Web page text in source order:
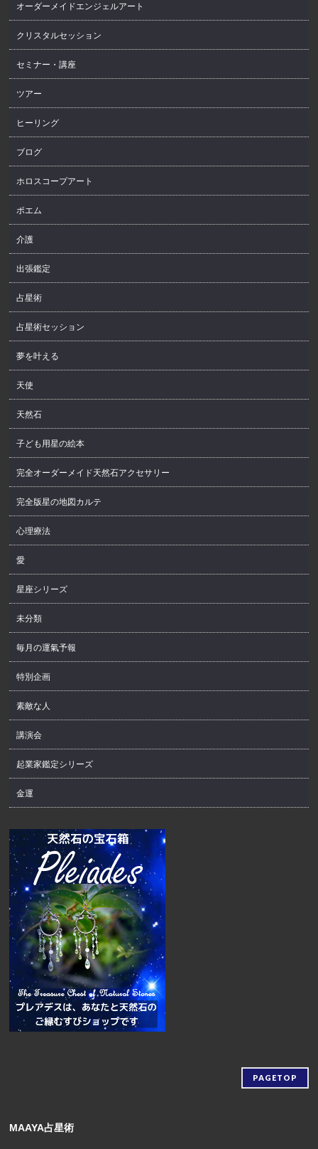
オーダーメイドエンジェルアート
クリスタルセッション
セミナー・講座
ツアー
ヒーリング
ブログ
ホロスコープアート
ポエム
介護
出張鑑定
占星術
占星術セッション
夢を叶える
天使
天然石
子ども用星の絵本
完全オーダーメイド天然石アクセサリー
完全版星の地図カルテ
心理療法
愛
星座シリーズ
未分類
毎月の運氣予報
特別企画
素敵な人
講演会
起業家鑑定シリーズ
金運
PAGETOP
MAAYA占星術